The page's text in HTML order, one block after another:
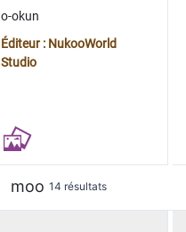
o-okun
Éditeur : NukooWorld
Studio
moo 14 résultats